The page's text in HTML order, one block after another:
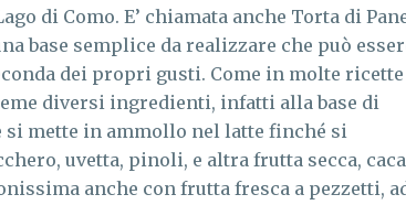
di Como. E’ chiamata anche Torta di
base semplice da realizzare che può
dei propri gusti. Come in molte ricette
diversi ingredienti, infatti alla base di
si mette in ammollo nel latte finché si
uvetta, pinoli, e altra frutta secca,
anche con frutta fresca a pezzetti,